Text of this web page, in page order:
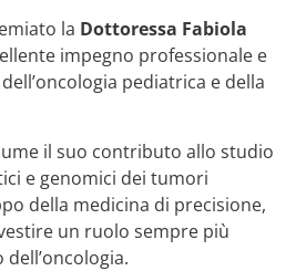
la Dottoressa Fabiola
impegno professionale e
pediatrica e della
il suo contributo allo studio
e genomici dei tumori
della medicina di precisione,
un ruolo sempre più